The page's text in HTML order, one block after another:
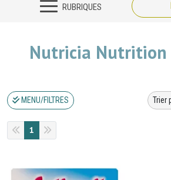
RUBRIQUES
Nutricia Nutrition
MENU/FILTRES
1